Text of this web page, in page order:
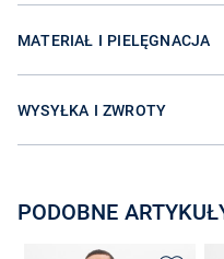
MATERIAŁ I PIELĘGNACJA
WYSYŁKA I ZWROTY
PODOBNE